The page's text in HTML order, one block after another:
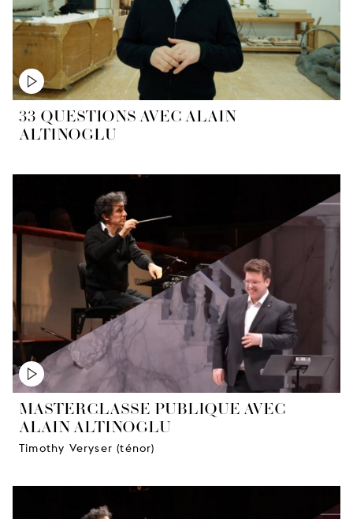
33 QUESTIONS AVEC ALAIN
ALTINOGLU
MASTERCLASSE PUBLIQUE AVEC
ALAIN ALTINOGLU
Timothy Veryser (ténor)